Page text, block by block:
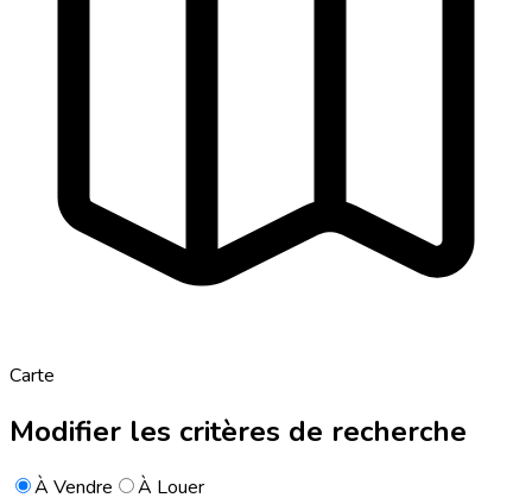
Carte
Modifier les critères de recherche
À Vendre
À Louer